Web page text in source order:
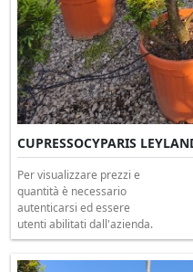
CUPRESSOCYPARIS
Per visualizzare prezzi e
quantità è necessario
autenticarsi ed essere
utenti abilitati dall'azienda.